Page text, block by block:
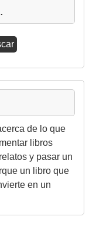
de lo que
libros
y pasar un
un libro que
en un